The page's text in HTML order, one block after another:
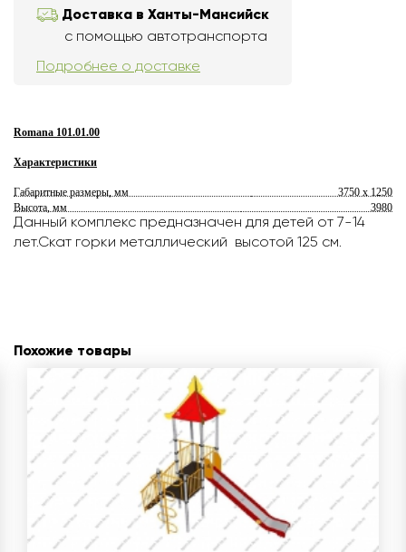
Доставка в Ханты-Мансийск
с помощью автотранспорта
Подробнее о доставке
Romana 101.01.00
Характеристики
Габаритные размеры, мм
3750 х 1250
Высота, мм
3980
Данный комплекс предназначен для детей от 7-14
лет.Скат горки металлический высотой 125 см.
Похожие товары